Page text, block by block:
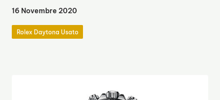
16 Novembre 2020
Rolex Daytona Usato